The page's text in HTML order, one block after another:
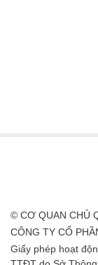
© CƠ QUAN CHỦ
CÔNG TY CỔ
Giấy phép hoạt